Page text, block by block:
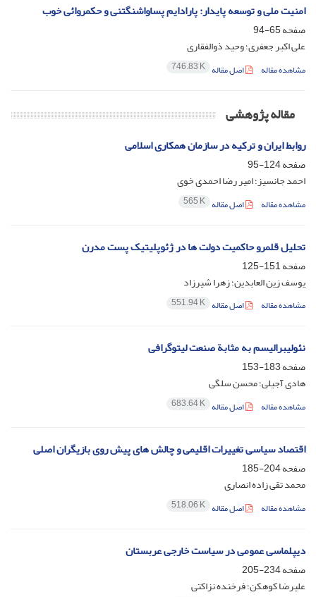
امنیت ملی و توسعه پایدار: پارادایم پساواشنگتنی و حکمروائی خوب
صفحه65-94
علی اکبر جعفری؛ وحید ذوالفقاری
مشاهده مقاله اصل مقاله 746.83 K
مقاله پژوهشی
روابط ایران و ترکیه در سازمان همکاری اسلامی
صفحه124-95
احمد جانسیز؛ امیر رضا احمدی خوی
مشاهده مقاله اصل مقاله 565 K
تحلیل قلمرو حاکمیت دولت ها در ژئوپلیتیک پست مدرن
صفحه151-125
یوسف زین العابدین؛ زهرا شیرزاد
مشاهده مقاله اصل مقاله 551.94 K
نئولیبرالیسم به مثابة صنعت لیتوگرافی
صفحه183-153
هادی آجیلی؛ محسن سلگی
مشاهده مقاله اصل مقاله 683.64 K
اقتصاد سیاسی تغییرات اقلیمی و چالش های پیش روی بازیگران اصلی
صفحه204-185
محمد تقی زاده انصاری
مشاهده مقاله اصل مقاله 518.06 K
دیپلماسی عمومی در سیاست خارجی عربستان
صفحه234-205
علیرضا کوهکن؛ فرخنده نزاکتی